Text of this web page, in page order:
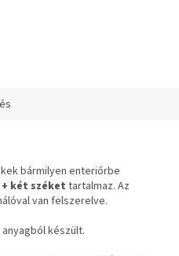
bármilyen enteriőrbe
két széket tartalmaz. Az
van felszerelve.
anyagból készült.